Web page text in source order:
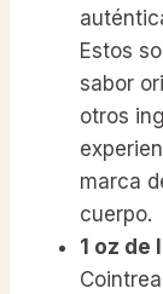
Estos
sabor
otros
marca
cuerpo.
1 oz de